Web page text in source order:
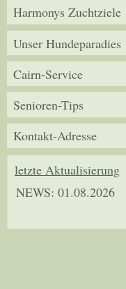
Harmonys Zuchtziele
Unser Hundeparadies
Cairn-Service
Senioren-Tips
Kontakt-Adresse
letzte Aktualisierung
NEWS: 01.08.2026